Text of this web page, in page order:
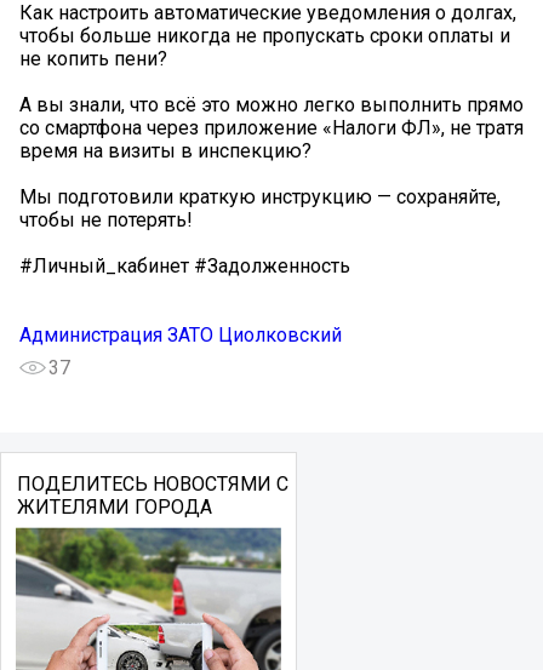
Как настроить автоматические уведомления о долгах,
чтобы больше никогда не пропускать сроки оплаты и
не копить пени?
А вы знали, что всё это можно легко выполнить прямо
со смартфона через приложение «Налоги ФЛ», не тратя
время на визиты в инспекцию?
Мы подготовили краткую инструкцию — сохраняйте,
чтобы не потерять!
#Личный_кабинет #Задолженность
Администрация ЗАТО Циолковский
37
ПОДЕЛИТЕСЬ НОВОСТЯМИ С
ЖИТЕЛЯМИ ГОРОДА